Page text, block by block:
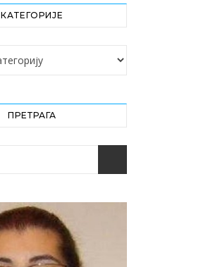
КАТЕГОРИЈЕ
ПРЕТРАГА